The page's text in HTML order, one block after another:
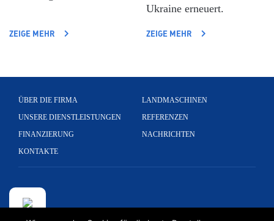
ZEIGE MEHR
Ukraine erneuert.
ZEIGE MEHR
ÜBER DIE FIRMA
UNSERE DIENSTLEISTUNGEN
FINANZIERUNG
KONTAKTE
LANDMASCHINEN
REFERENZEN
NACHRICHTEN